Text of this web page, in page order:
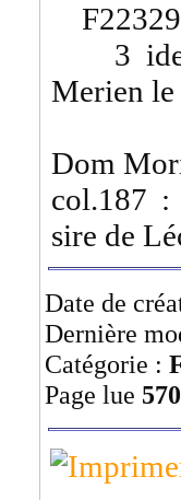
F22329
3 ides
Merien
Dom
col.187
sire de
Date de
Dernière
Catégorie :
Page lue